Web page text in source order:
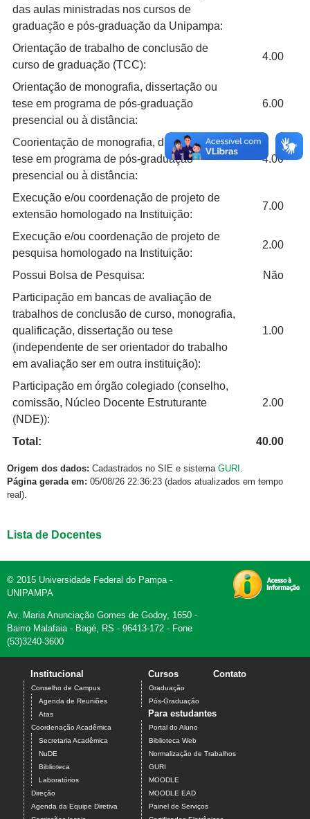
das aulas ministradas nos cursos de
graduação e pós-graduação da Unipampa:
Orientação de trabalho de conclusão de
curso de graduação (TCC):
4.00
Orientação de monografia, dissertação ou
tese em programa de pós-graduação
presencial ou à distância:
6.00
Coorientação de monografia, dissertação ou
tese em programa de pós-graduação
presencial ou à distância:
4.00
Execução e/ou coordenação de projeto de
extensão homologado na Instituição:
7.00
Execução e/ou coordenação de projeto de
pesquisa homologado na Instituição:
2.00
Possui Bolsa de Pesquisa:
Não
Participação em bancas de avaliação de
trabalhos de conclusão de curso, monografia,
qualificação, dissertação ou tese
(independente de ser orientador do trabalho
em avaliação ser em outra instituição):
1.00
Participação em órgão colegiado (conselho,
comissão, Núcleo Docente Estruturante
(NDE)):
2.00
Total: 40.00
Origem dos dados: Cadastrados no SIE e sistema GURI .
Página gerada em: 05/08/26 22:36:23 (dados atualizados em tempo
real).
Lista de Docentes
© 2015 Universidade Federal do Pampa -
UNIPAMPA
Av. Maria Anunciação Gomes de Godoy, 1650 -
Bairro Malafaia - Bagé, RS - 96413-172 - Fone
(53)3240-3600
Institucional
Conselho de Campus
Agenda de Reuniões
Atas
Coordenação Acadêmica
Secretaria Acadêmica
NuDE
Biblioteca
Laboratórios
Direção
Agenda da Equipe Diretiva
Cursos
Graduação
Pós-Graduação
Contato
Para estudantes
Portal do Aluno
Biblioteca Web
Normalização de Trabalhos
GURI
MOODLE
MOODLE EAD
Painel de Serviços